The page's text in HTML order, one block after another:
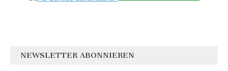
NEWSLETTER ABONNIEREN